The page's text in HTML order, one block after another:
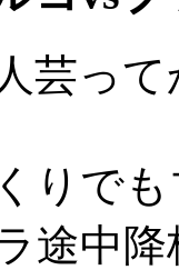
芸っ
りで
途中